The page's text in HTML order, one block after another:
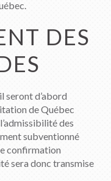
DES
seront d’abord
de Québec
des
subventionné
confirmation
sera donc transmise